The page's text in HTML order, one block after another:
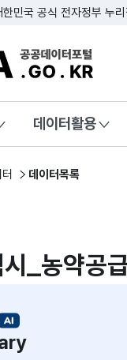
민국 공식 전자정부 누
공공데이터
데이터활용
데이터목록
_농약공